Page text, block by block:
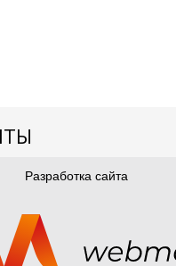
Белгород, Гражданский
Разработка сайта